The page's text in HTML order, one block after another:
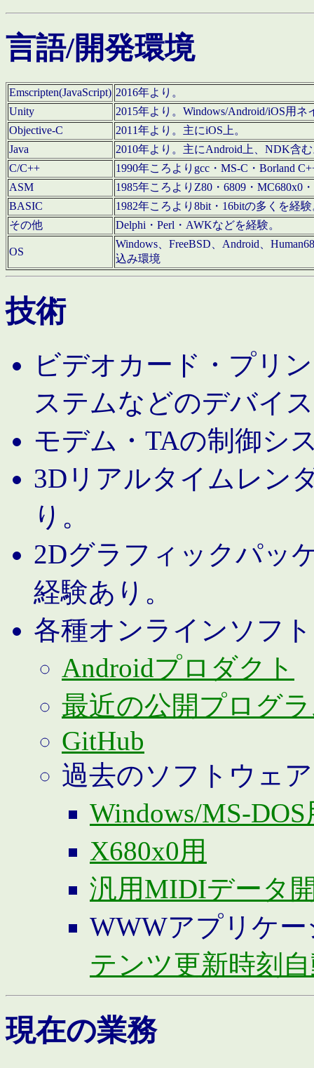
言語/開発環境
Emscripten(JavaScript) 2016年より。
Unity
2015年より。Windows/Android/iOS用
Objective-C
2011年より。主にiOS上。
Java
2010年より。主にAndroid上、NDK含
C/C++
1990年ころよりgcc・MS-C・Borland
ASM
1985年ころよりZ80・6809・MC680x0
BASIC
1982年ころより8bit・16bitの多くを経
その他
Delphi・Perl・AWKなどを経験。
OS
Windows、FreeBSD、Android、
込み環境
技術
ビデオカード・プリ
ステムなどのデバイ
モデム・TAの制御シ
3Dリアルタイムレン
り。
2Dグラフィックパッ
経験あり。
各種オンラインソフ
Androidプロダクト
最近の公開プログ
GitHub
過去のソフトウェア
Windows/MS-DOS
X680x0用
汎用MIDIデータ
WWWアプリケ
テンツ更新時刻
現在の業務